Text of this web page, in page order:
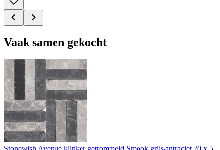
Vaak samen gekocht
Stonewish Avenue klinker getrommeld Smook grijs/antraciet 20 x 5